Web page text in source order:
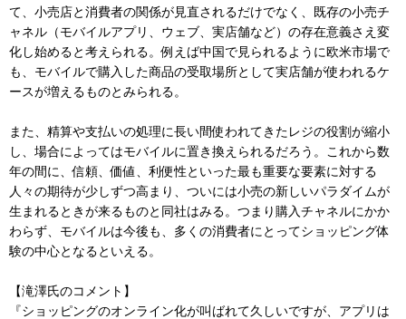
て、小売店と消費者の関係が見直されるだけでなく、既存の小売チ
ャネル（モバイルアプリ、ウェブ、実店舗など）の存在意義さえ変
化し始めると考えられる。例えば中国で見られるように欧米市場で
も、モバイルで購入した商品の受取場所として実店舗が使われるケ
ースが増えるものとみられる。
また、精算や支払いの処理に長い間使われてきたレジの役割が縮小
し、場合によってはモバイルに置き換えられるだろう。これから数
年の間に、信頼、価値、利便性といった最も重要な要素に対する
人々の期待が少しずつ高まり、ついには小売の新しいパラダイムが
生まれるときが来るものと同社はみる。つまり購入チャネルにかか
わらず、モバイルは今後も、多くの消費者にとってショッピング体
験の中心となるといえる。
【滝澤氏のコメント】
『ショッピングのオンライン化が叫ばれて久しいですが、アプリは